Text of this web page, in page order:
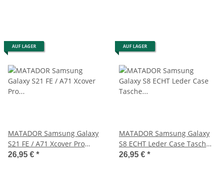
AUF LAGER
MATADOR Samsung Galaxy
S21 FE / A71 Xcover Pro
Ledertasche Schwarz
26,95 € *
AUF LAGER
MATADOR Samsung Galaxy
S8 ECHT Leder Case Tasche
Hülle Schwarz
26,95 € *